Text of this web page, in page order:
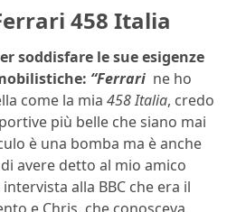
458 Italia
soddisfare le sue esigenze
“Ferrari ne ho
come la mia 458 Italia, credo
più belle che siano mai
è una bomba ma è anche
avere detto al mio amico
alla BBC che era il